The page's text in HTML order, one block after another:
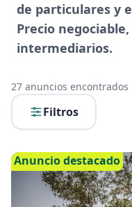
de particulares y
Precio
intermediarios.
27 anuncios encontrados
Filtros
Anuncio destacado